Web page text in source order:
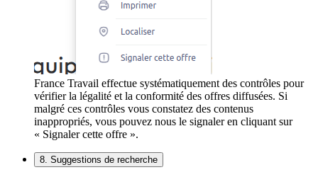
France Travail effectue systématiquement des contrôles pour
vérifier la légalité et la conformité des offres diffusées. Si
malgré ces contrôles vous constatez des contenus
inappropriés, vous pouvez nous le signaler en cliquant sur
« Signaler cette offre ».
8. Suggestions de recherche